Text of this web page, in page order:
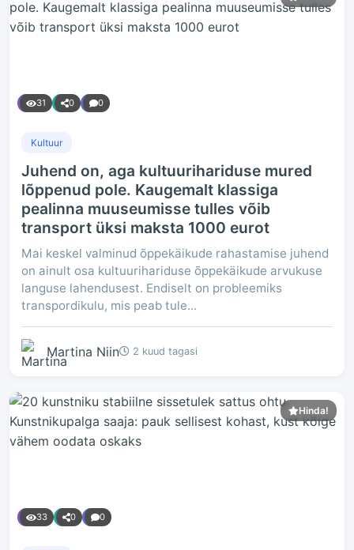
31 0 0
Kultuur
Juhend on, aga kultuurihariduse mured
lõppenud pole. Kaugemalt klassiga
pealinna muuseumisse tulles võib
transport üksi maksta 1000 eurot
Mai keskel valminud õppekäikude rahastamise juhend
on ainult osa kultuurihariduse õppekäikude arvukuse
languse lahendusest. Endiselt on probleemiks
transpordikulu, mis peab tule...
Martina Niin 2 kuud tagasi
Hinda!
33 0 0